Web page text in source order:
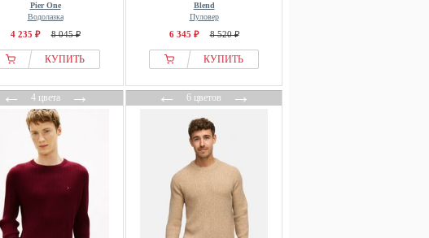
Pier One
Водолазка
4 235 ₽ 8 045 ₽
КУПИТЬ
Blend
Пуловер
6 345 ₽ 8 520 ₽
КУПИТЬ
←4 цвета→ ←6 цветов→